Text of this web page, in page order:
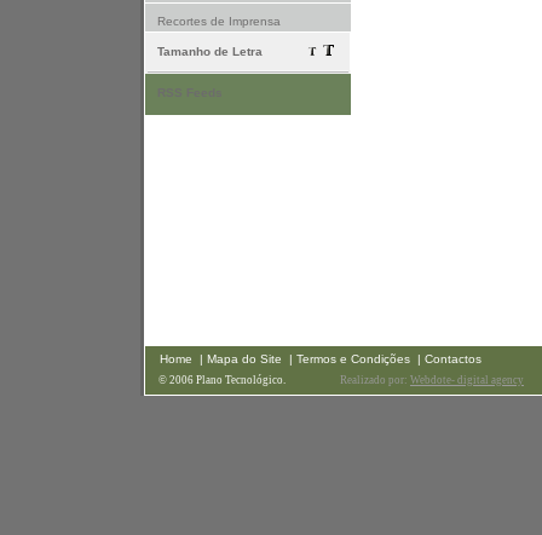
Recortes de Imprensa
Tamanho de Letra
Home | Mapa do Site | Termos e Condições | Contactos
© 2006 Plano Tecnológico. Realizado por: Webdote- digital agency